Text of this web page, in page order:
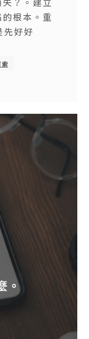
根本。重
先好好
索